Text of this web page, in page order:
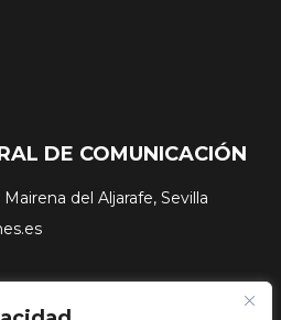
DE COMUNICACIÓN
del Aljarafe, Sevilla